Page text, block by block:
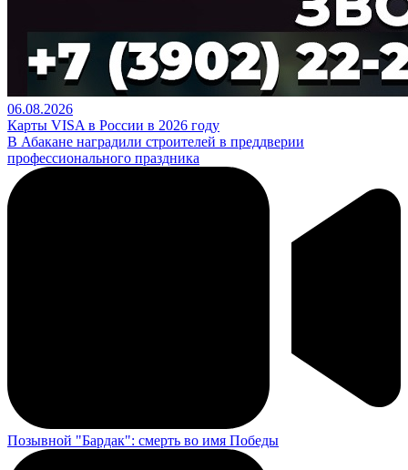
06.08.2026
Карты VISA в России в 2026 году
В Абакане наградили строителей в преддверии
профессионального праздника
Позывной "Бардак": смерть во имя Победы